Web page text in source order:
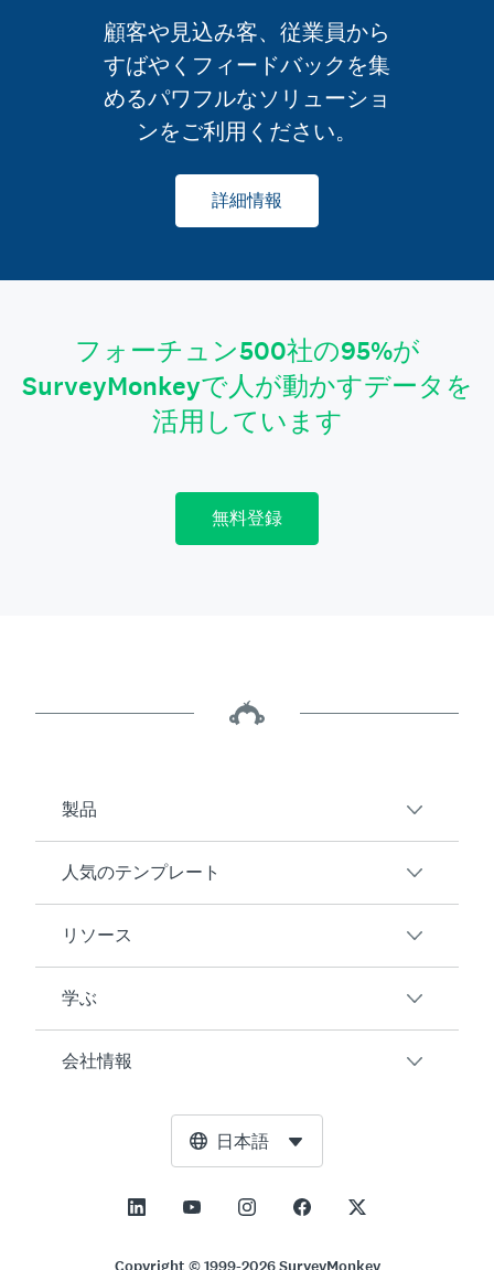
顧客や見込み客、従業員から
すばやくフィードバックを集
めるパワフルなソリューショ
ンをご利用ください。
詳細情報
フォーチュン500社の95%が
SurveyMonkeyで人が動かすデータを
活用しています
無料登録
製品
概要
アンケート
AIアンケート生成ツール
オンラインフォーム
マーケットリサーチ
アプリケーション管理
人気のテンプレート
顧客満足度
従業員エンゲージメント
イベントフィードバック
製品テスト
Net Promoter Score（NPS）
すべてのテンプレート
リソース
ユーザーの声
ブログ
サポート
お問い合わせ
学ぶ
アンケート作成方法
NPS計算ツール
許容誤差計算ツール
標本サイズ計算ツール
会社情報
リーダーシップチーム
展望と使命
社会的影響とインクルージョン
日本語